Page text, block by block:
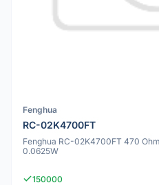
Fenghua
RC-02K4700FT
Fenghua RC-02K4700FT 470
0.0625W
150000